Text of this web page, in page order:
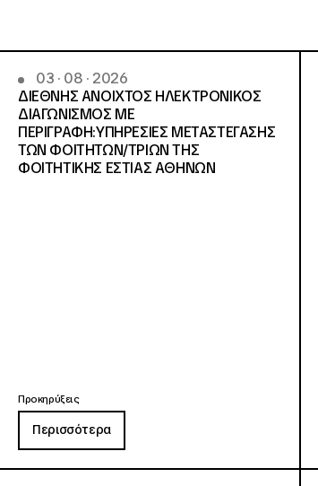
03 · 08 · 2026
ΔΙΕΘΝΗΣ ΑΝΟΙΧΤΟΣ ΗΛΕΚΤΡΟΝΙΚΟΣ
ΔΙΑΓΩΝΙΣΜΟΣ ΜΕ
ΠΕΡΙΓΡΑΦΗ:ΥΠΗΡΕΣΙΕΣ METAΣΤΕΓΑΣΗΣ
ΤΩΝ ΦΟΙΤΗΤΩΝ/ΤΡΙΩΝ ΤΗΣ
ΦΟΙΤΗΤΙΚΗΣ ΕΣΤΙΑΣ ΑΘΗΝΩΝ
Προκηρύξεις
Περισσότερα